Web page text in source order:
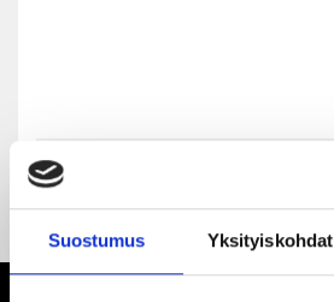
Suostumus Yksityiskohdat